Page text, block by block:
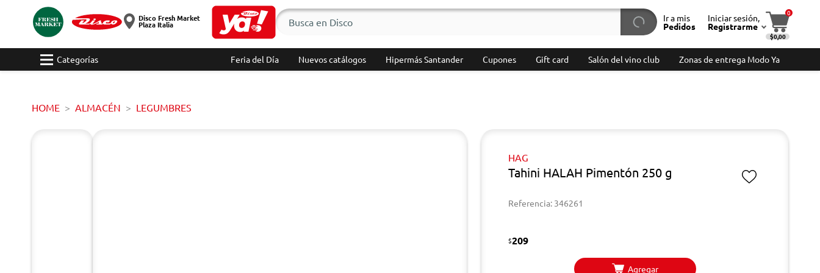
Disco Fresh Market
Plaza Italia
Ir a mis
Pedidos
Iniciar sesión,
Registrarme
0
$0,00
Categorías Feria del Día Nuevos catálogos Hipermás Santander Cupones Gift card Salón del vino club Zonas de entrega Modo Ya
HOME ALMACÉN LEGUMBRES
HAG
Tahini HALAH Pimentón 250 g
Referencia: 346261
$209
Agregar